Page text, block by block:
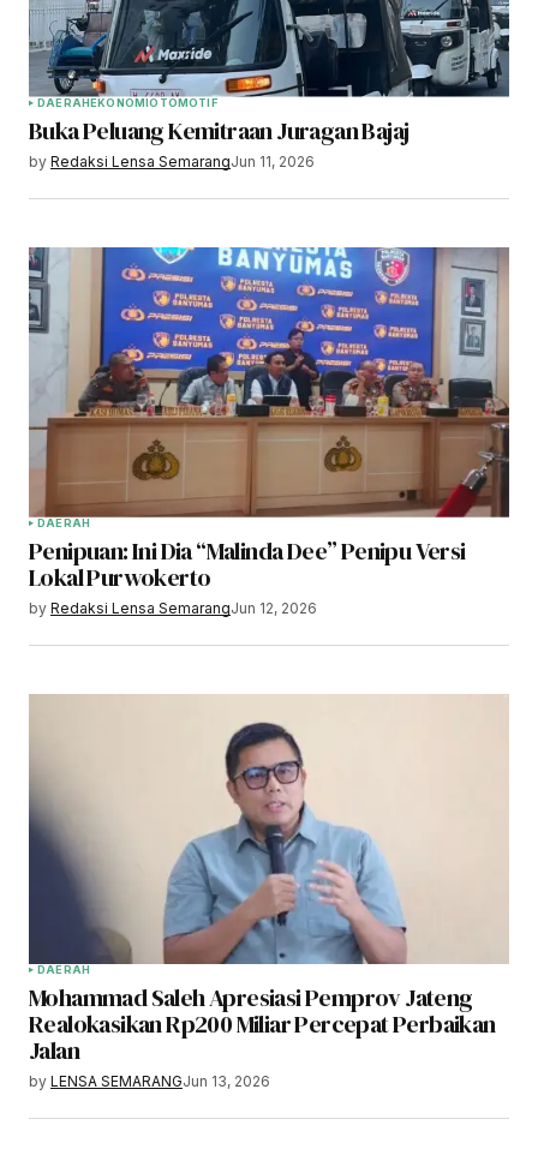
DAERAHEKONOMIOTOMOTIF
Buka Peluang Kemitraan Juragan Bajaj
by Redaksi Lensa SemarangJun 11, 2026
DAERAH
Penipuan: Ini Dia “Malinda Dee” Penipu Versi
Lokal Purwokerto
by Redaksi Lensa SemarangJun 12, 2026
DAERAH
Mohammad Saleh Apresiasi Pemprov Jateng
Realokasikan Rp200 Miliar Percepat Perbaikan
Jalan
by LENSA SEMARANGJun 13, 2026